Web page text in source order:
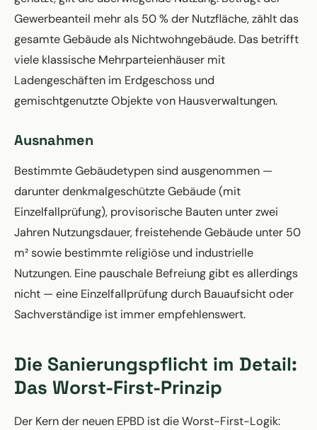
Gewerbeanteil mehr als 50 % der Nutzfläche, zählt das
gesamte Gebäude als Nichtwohngebäude. Das betrifft
viele klassische Mehrparteienhäuser mit
Ladengeschäften im Erdgeschoss und
gemischtgenutzte Objekte von Hausverwaltungen.
Ausnahmen
Bestimmte Gebäudetypen sind ausgenommen —
darunter denkmalgeschützte Gebäude (mit
Einzelfallprüfung), provisorische Bauten unter zwei
Jahren Nutzungsdauer, freistehende Gebäude unter 50
m² sowie bestimmte religiöse und industrielle
Nutzungen. Eine pauschale Befreiung gibt es allerdings
nicht — eine Einzelfallprüfung durch Bauaufsicht oder
Sachverständige ist immer empfehlenswert.
Die Sanierungspflicht im Detail:
Das Worst-First-Prinzip
Der Kern der neuen EPBD ist die Worst-First-Logik: